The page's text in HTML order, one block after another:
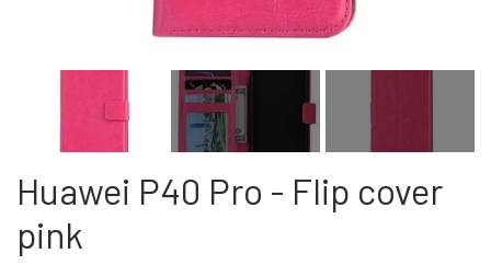
Huawei P40 Pro - Flip cover
pink